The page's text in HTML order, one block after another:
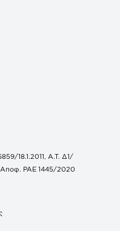
18.1.2011, Α.Τ. Δ1/
Αποφ. ΡΑΕ 1445/2020